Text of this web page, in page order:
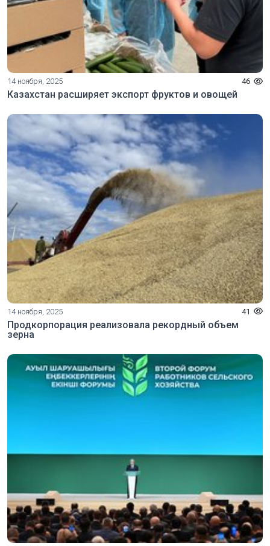
14 ноября, 2025 46
Казахстан расширяет экспорт фруктов и овощей
14 ноября, 2025 41
Продкорпорация реализовала рекордный объем
зерна